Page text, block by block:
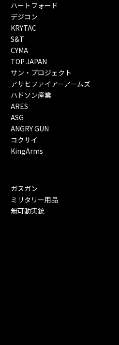
ハートフォード
デジコン
KRYTAC
S&T
CYMA
TOP JAPAN
サン・プロジェクト
アサヒファイアーアームズ
ハドソン産業
ARES
ASG
ANGRY GUN
コクサイ
KingArms
ガスガン
ミリタリー用品
無可動実銃